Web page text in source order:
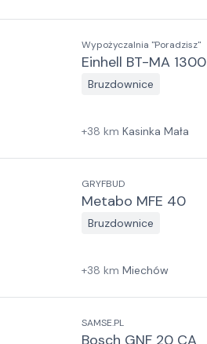
Wypożyczalnia "Poradzisz"
Einhell BT-MA 1300
Bruzdownice
+38 km Kasinka Mała
GRYFBUD
Metabo MFE 40
Bruzdownice
+38 km Miechów
SAMSE.PL
Bosch GNF 20 CA